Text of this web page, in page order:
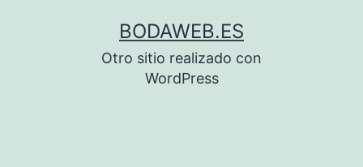
BODAWEB.ES
Otro sitio realizado con
WordPress